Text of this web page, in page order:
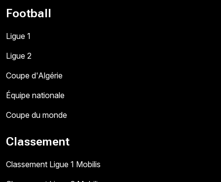
Football
Ligue 1
Ligue 2
Coupe d'Algérie
Équipe nationale
Coupe du monde
Classement
Classement Ligue 1 Mobilis